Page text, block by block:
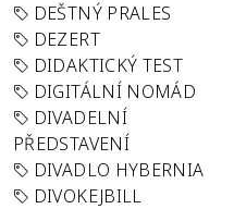
DEŠTNÝ PRALES
DEZERT
DIDAKTICKÝ TEST
DIGITÁLNÍ NOMÁD
DIVADELNÍ
PŘEDSTAVENÍ
DIVADLO HYBERNIA
DIVOKEJBILL